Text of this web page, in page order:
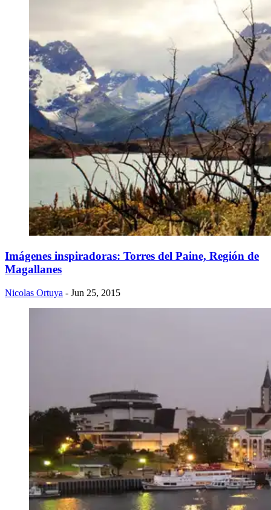
Imágenes inspiradoras: Torres del Paine, Región de
Magallanes
Nicolas Ortuya - Jun 25, 2015